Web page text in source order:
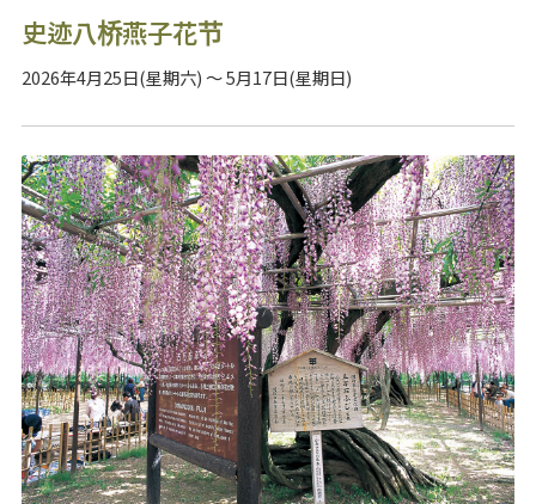
史迹八桥燕子花节
2026年4月25日(星期六) ～ 5月17日(星期日)